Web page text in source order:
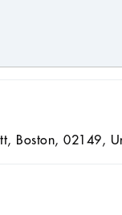
Boston, 02149,